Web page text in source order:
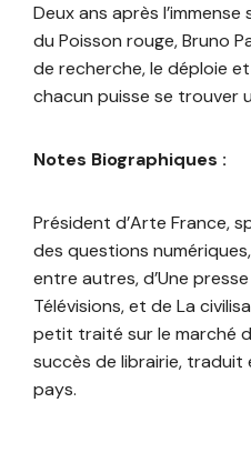
Deux ans après
du Poisson rouge, Bruno
de recherche, le déploie
chacun puisse se trouver
Notes Biographiques :
Président d’Arte France,
des questions
entre autres, d’Une
Télévisions, et de La
petit traité sur le marché
succès de librairie, traduit
pays.